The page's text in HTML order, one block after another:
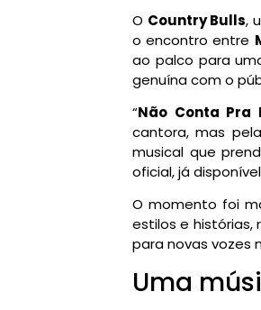
O Country Bulls,
o encontro entre
ao palco para
genuína com o
“Não Conta Pra
cantora, mas
musical que
oficial, já
O momento foi
estilos e
para novas vozes
Uma